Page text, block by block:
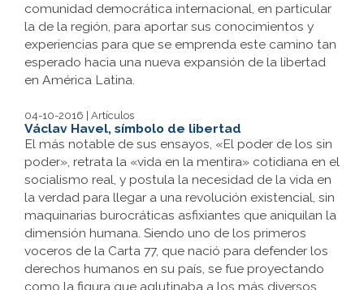
comunidad democrática internacional, en particular
la de la región, para aportar sus conocimientos y
experiencias para que se emprenda este camino tan
esperado hacia una nueva expansión de la libertad
en América Latina.
04-10-2016 | Artículos
Václav Havel, símbolo de libertad
El más notable de sus ensayos, «El poder de los sin
poder», retrata la «vida en la mentira» cotidiana en el
socialismo real, y postula la necesidad de la vida en
la verdad para llegar a una revolución existencial, sin
maquinarias burocráticas asfixiantes que aniquilan la
dimensión humana. Siendo uno de los primeros
voceros de la Carta 77, que nació para defender los
derechos humanos en su país, se fue proyectando
como la figura que aglutinaba a los más diversos